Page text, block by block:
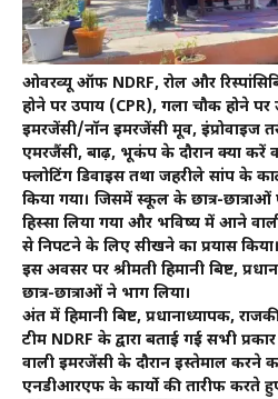
ओवरव्यू ऑफ NDRF, रोल और
होने पर उपाय (CPR), गला चौक होने पर
इमरजेंसी/नॉन इमरजेंसी मूव, इंप्रोवाइज
एमरजैंसी, बाढ़, भूकंप के दौरान क्या करें
फ्लोटिंग डिवाइस तथा जहरीले सांप के
किया गया। जिसमें स्कूल के छात्र-
हिस्सा लिया गया और भविष्य में आने
से निपटने के लिए सीखने का प्रयास किया।
इस अवसर पर श्रीमती हिमानी बिष्ट,
छात्र-छात्राओं ने भाग लिया।
अंत में हिमानी बिष्ट, प्रधानाध्यापक,
टीम NDRF के द्वारा बताई गई सभी
वाली इमरजेंसी के दौरान इस्तेमाल करने
एनडीआरएफ के कार्यो की तारीफ करते हुए